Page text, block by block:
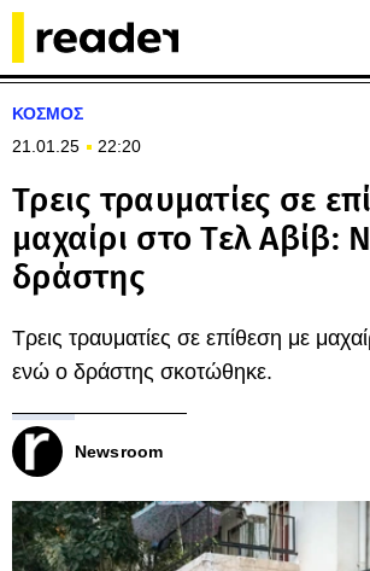
ΚΟΣΜΟΣ
21.01.25
22:20
Τρεις τραυματίες σε
μαχαίρι στο Τελ Αβίβ:
δράστης
Τρεις τραυματίες σε επίθεση με
ενώ ο δράστης σκοτώθηκε.
Newsroom